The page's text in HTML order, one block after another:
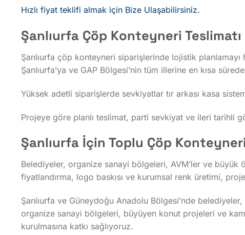
Hızlı fiyat teklifi almak için Bize Ulaşabilirsiniz.
Şanlıurfa Çöp Konteyneri Teslimatı
Şanlıurfa çöp konteyneri siparişlerinde lojistik
Şanlıurfa’ya ve GAP Bölgesi’nin tüm illerine en kısa
Yüksek adetli siparişlerde sevkiyatlar tır arkası kasa
Projeye göre planlı teslimat, parti sevkiyat ve ileri tarihli
Şanlıurfa İçin Toplu Çöp
Belediyeler, organize sanayi bölgeleri, AVM’ler ve büyük
fiyatlandırma, logo baskısı ve kurumsal renk üretimi,
Şanlıurfa ve Güneydoğu Anadolu Bölgesi’nde
organize sanayi bölgeleri, büyüyen konut projeleri ve
kurulmasına katkı sağlıyoruz.